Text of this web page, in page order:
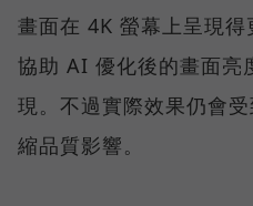
畫面在 4K 螢幕上呈現
協助 AI 優化後的畫面亮
現。不過實際效果仍會
縮品質影響。